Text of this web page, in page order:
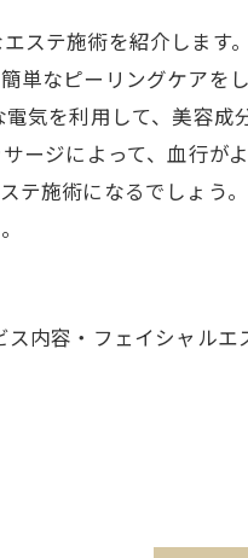
ステ施術を紹介します
単なピーリングケアを
気を利用して、美容成
ージによって、血行が
テ施術になるでしょう
内容・フェイシャルエ